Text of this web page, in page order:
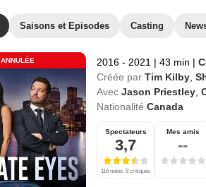
Saisons et Episodes Casting
ANNULÉE 2016 - 2021 | 43 min |
Créée par Tim Kilby
Avec Jason Priestley
Nationalité Canada
Spectateurs
3,7
116 notes, 8 critiques
Mes amis
--